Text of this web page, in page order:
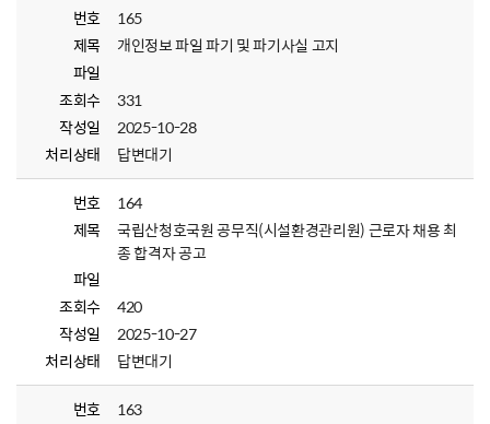
번호
165
제목
개인정보 파일 파기 및 파기사실 고지
파일
조회수
331
작성일
2025-10-28
처리상태
답변대기
번호
164
제목
국립산청호국원 공무직(시설환경관리원) 근로자 채용 최
종 합격자 공고
파일
조회수
420
작성일
2025-10-27
처리상태
답변대기
번호
163